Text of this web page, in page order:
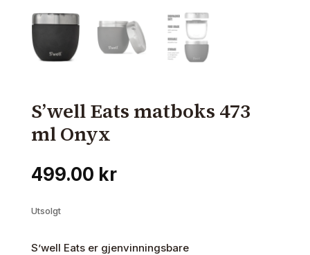
S’well Eats matboks 473
ml Onyx
499.00 kr
Utsolgt
S’well Eats er gjenvinningsbare